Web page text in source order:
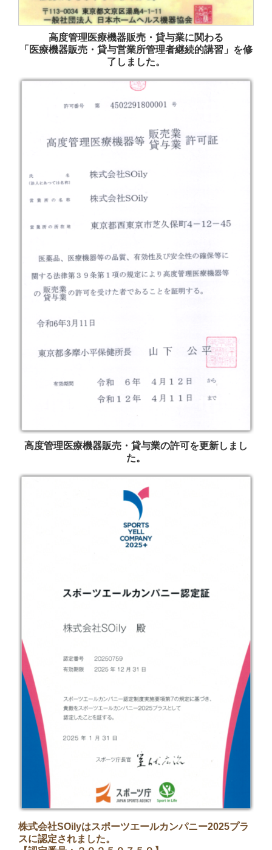
高度管理医療機器販売・貸与業に関わる
「医療機器販売・貸与営業所管理者継続的講習」を修
了しました。
高度管理医療機器販売・貸与業の許可を更新しまし
た。
株式会社SOilyはスポーツエールカンパニー2025プラ
スに認定されました。